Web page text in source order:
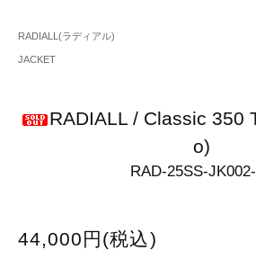
RADIALL(ラディアル)
JACKET
RADIALL / Classic 350
o)
RAD-25SS-
44,000円(税込)